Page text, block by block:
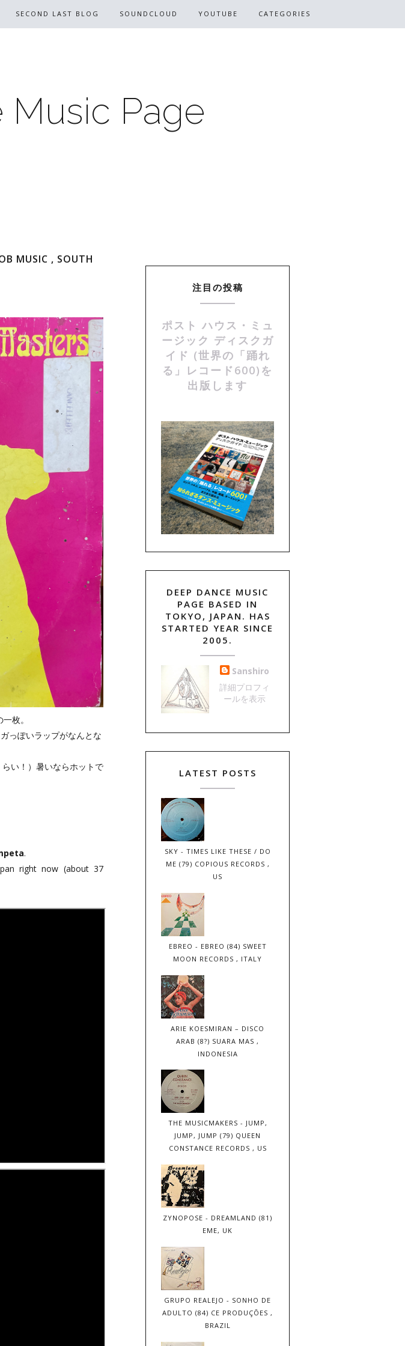
Music Page
SECOND LAST BLOG SOUNDCLOUD YOUTUBE CATEGORIES
MUSIC , SOUTH
枚。
っぽいラップがなんとな
い！）暑いならホットで
.
right now (about 37
注目の投稿
ポスト ハウス・ミュ
ージック ディスクガ
イド (世界の「踊れ
る」レコード600)を
出版します
DEEP DANCE MUSIC
PAGE BASED IN
TOKYO, JAPAN. HAS
STARTED YEAR SINCE
2005.
Sanshiro
詳細プロフィ
ールを表示
LATEST POSTS
SKY - TIMES LIKE THESE / DO
ME (79) COPIOUS RECORDS ,
US
EBREO - EBREO (84) SWEET
MOON RECORDS , ITALY
ARIE KOESMIRAN – DISCO
ARAB (8?) SUARA MAS ,
INDONESIA
THE MUSICMAKERS - JUMP,
JUMP, JUMP (79) QUEEN
CONSTANCE RECORDS , US
ZYNOPOSE - DREAMLAND (81)
EME, UK
GRUPO REALEJO - SONHO DE
ADULTO (84) CE PRODUÇÕES ,
BRAZIL